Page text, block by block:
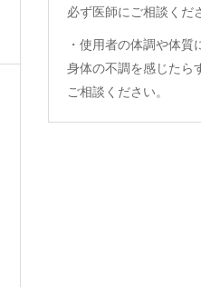
必ず医師にご相談くだ
・使用者の体調や体質
身体の不調を感じたら
ご相談ください。